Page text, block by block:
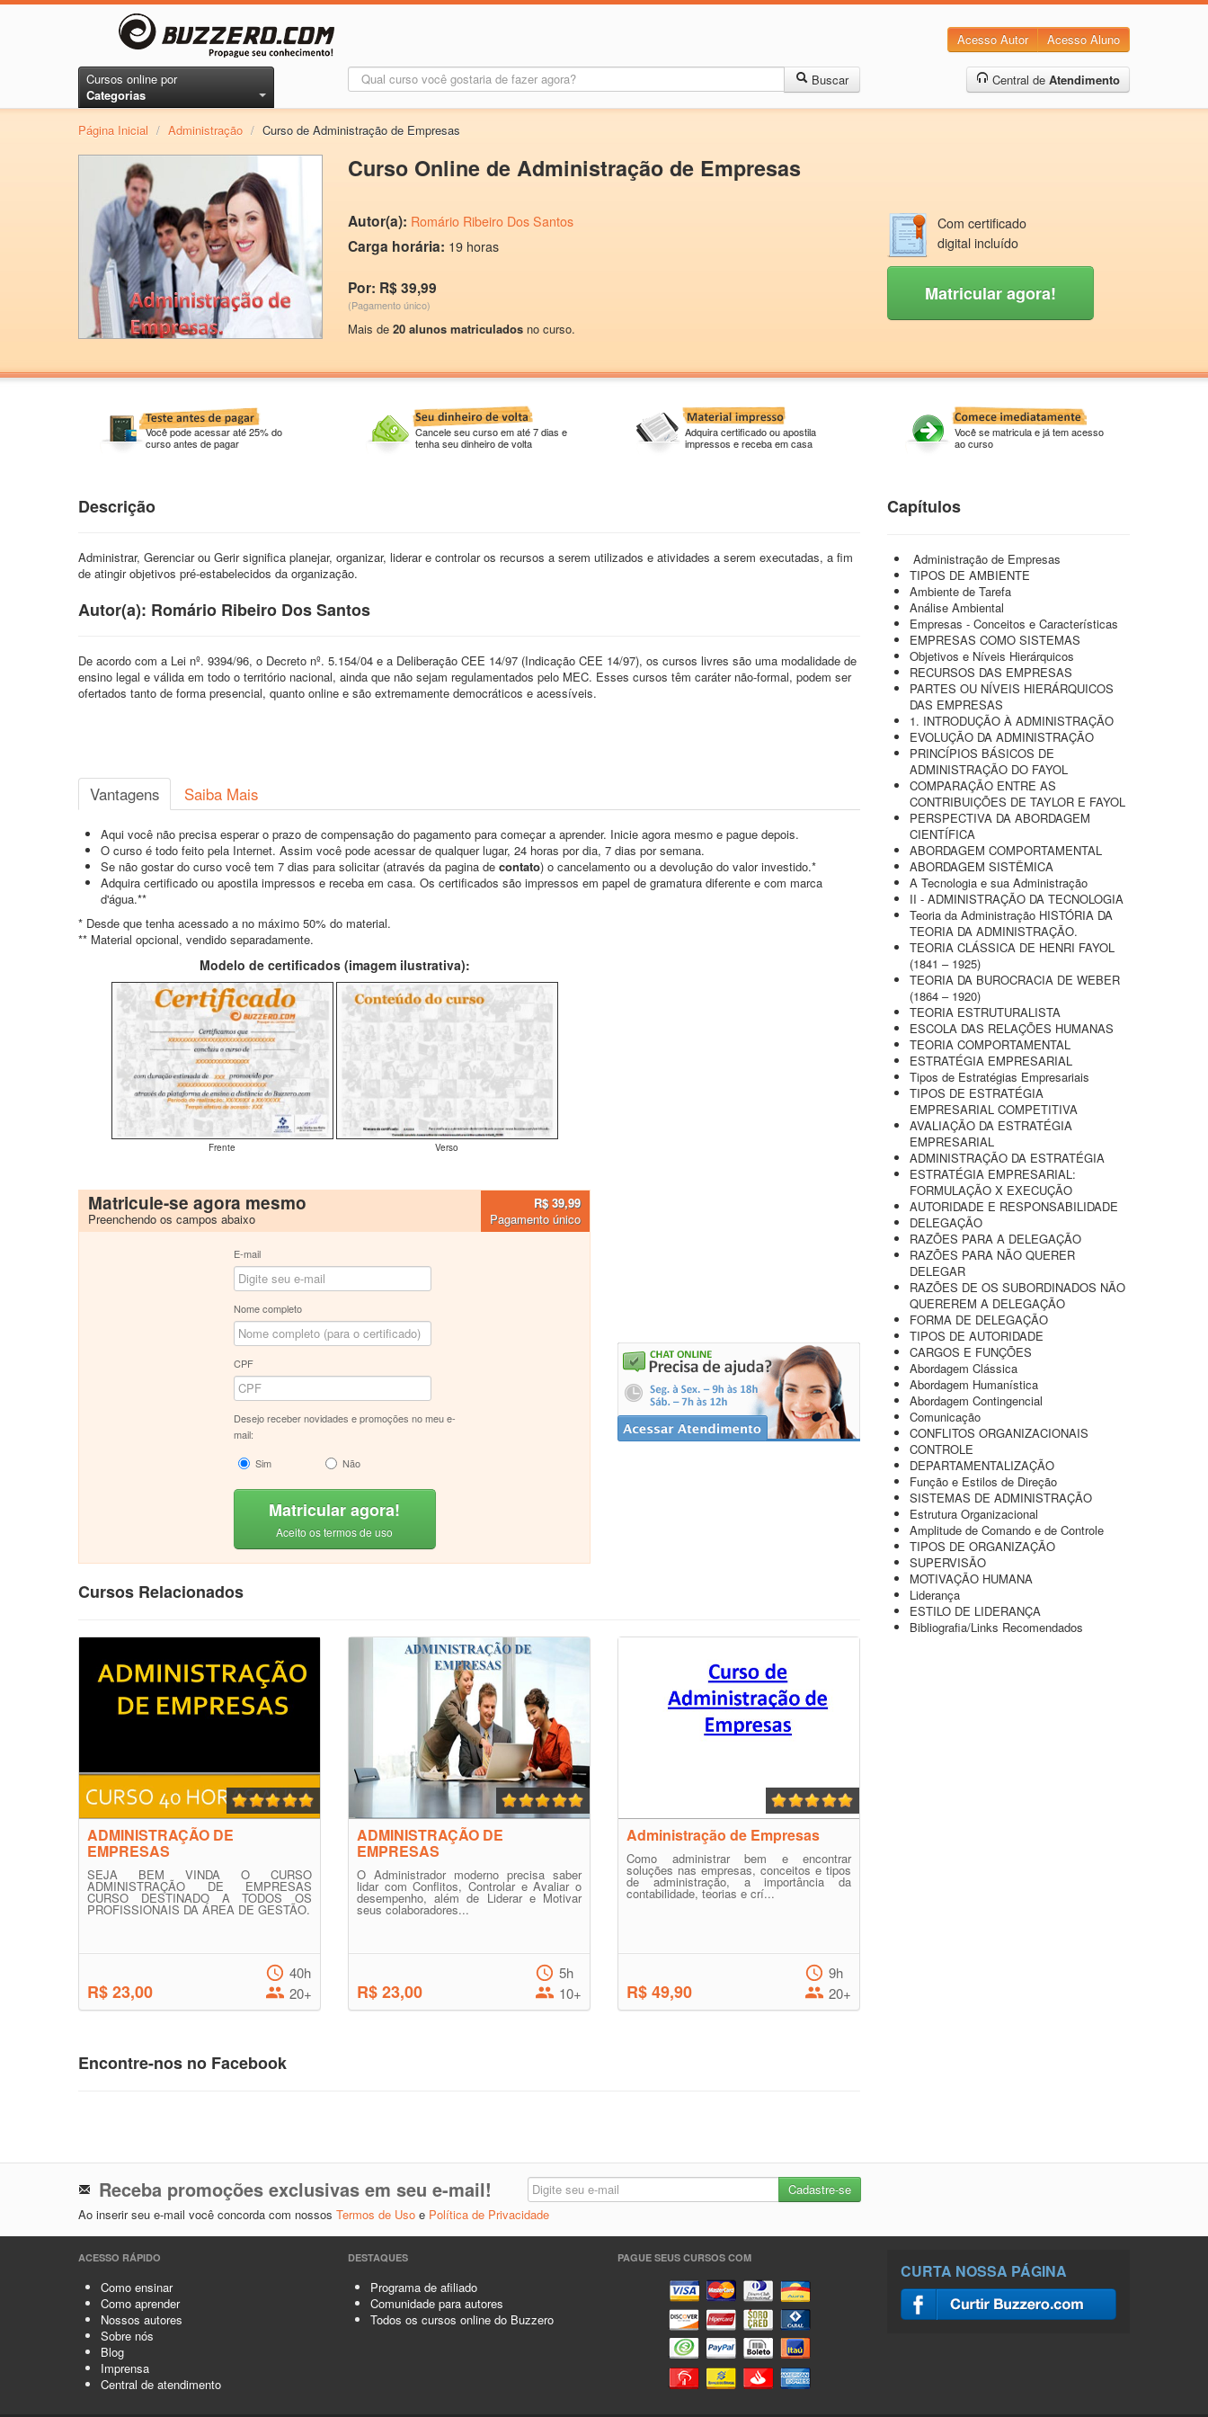
Acesso Autor Acesso Aluno
Cursos online por
Categorias
Buscar Central de Atendimento
Página Inicial / Administração / Curso de Administração de Empresas
Curso Online de Administração de Empresas
Autor(a): Romário Ribeiro Dos Santos
Carga horária: 19 horas
Por: R$ 39,99
(Pagamento único)
Mais de 20 alunos matriculados no curso.
Com certificado
digital incluído
Matricular agora!
Você pode acessar até 25% do
curso antes de pagar
Cancele seu curso em até 7 dias e
tenha seu dinheiro de volta
Adquira certificado ou apostila
impressos e receba em casa
Você se matricula e já tem acesso
ao curso
Descrição
Administrar, Gerenciar ou Gerir significa planejar, organizar, liderar e controlar os recursos a serem utilizados e atividades a serem executadas, a fim
de atingir objetivos pré-estabelecidos da organização.
Autor(a): Romário Ribeiro Dos Santos
De acordo com a Lei nº. 9394/96, o Decreto nº. 5.154/04 e a Deliberação CEE 14/97 (Indicação CEE 14/97), os cursos livres são uma modalidade de
ensino legal e válida em todo o território nacional, ainda que não sejam regulamentados pelo MEC. Esses cursos têm caráter não-formal, podem ser
ofertados tanto de forma presencial, quanto online e são extremamente democráticos e acessíveis.
Vantagens Saiba Mais
Aqui você não precisa esperar o prazo de compensação do pagamento para começar a aprender. Inicie agora mesmo e pague depois.
O curso é todo feito pela Internet. Assim você pode acessar de qualquer lugar, 24 horas por dia, 7 dias por semana.
Se não gostar do curso você tem 7 dias para solicitar (através da pagina de contato) o cancelamento ou a devolução do valor investido.*
Adquira certificado ou apostila impressos e receba em casa. Os certificados são impressos em papel de gramatura diferente e com marca
d'água.**
* Desde que tenha acessado a no máximo 50% do material.
** Material opcional, vendido separadamente.
Modelo de certificados (imagem ilustrativa):
Frente Verso
Matricule-se agora mesmo
Preenchendo os campos abaixo
R$ 39,99
Pagamento único
E-mail
Nome completo
CPF
Desejo receber novidades e promoções no meu e-
mail:
Sim
Não
Matricular agora!
Aceito os termos de uso
Cursos Relacionados
ADMINISTRAÇÃO DE
EMPRESAS
SEJA BEM VINDA O CURSO
ADMINISTRAÇÃO DE EMPRESAS
CURSO DESTINADO A TODOS OS
PROFISSIONAIS DA ÁREA DE GESTÃO.
R$ 23,00
40h
20+
ADMINISTRAÇÃO DE
EMPRESAS
O Administrador moderno precisa saber
lidar com Conflitos, Controlar e Avaliar o
desempenho, além de Liderar e Motivar
seus colaboradores...
R$ 23,00
5h
10+
Administração de Empresas
Como administrar bem e encontrar
soluções nas empresas, conceitos e tipos
de administração, a importância da
contabilidade, teorias e crí...
R$ 49,90
9h
20+
Encontre-nos no Facebook
Capítulos
Administração de Empresas
TIPOS DE AMBIENTE
Ambiente de Tarefa
Análise Ambiental
Empresas - Conceitos e Características
EMPRESAS COMO SISTEMAS
Objetivos e Níveis Hierárquicos
RECURSOS DAS EMPRESAS
PARTES OU NÍVEIS HIERÁRQUICOS
DAS EMPRESAS
1. INTRODUÇÃO À ADMINISTRAÇÃO
EVOLUÇÃO DA ADMINISTRAÇÃO
PRINCÍPIOS BÁSICOS DE
ADMINISTRAÇÃO DO FAYOL
COMPARAÇÃO ENTRE AS
CONTRIBUIÇÕES DE TAYLOR E FAYOL
PERSPECTIVA DA ABORDAGEM
CIENTÍFICA
ABORDAGEM COMPORTAMENTAL
ABORDAGEM SISTÊMICA
A Tecnologia e sua Administração
II - ADMINISTRAÇÃO DA TECNOLOGIA
Teoria da Administração HISTÓRIA DA
TEORIA DA ADMINISTRAÇÃO.
TEORIA CLÁSSICA DE HENRI FAYOL
(1841 – 1925)
TEORIA DA BUROCRACIA DE WEBER
(1864 – 1920)
TEORIA ESTRUTURALISTA
ESCOLA DAS RELAÇÕES HUMANAS
TEORIA COMPORTAMENTAL
ESTRATÉGIA EMPRESARIAL
Tipos de Estratégias Empresariais
TIPOS DE ESTRATÉGIA
EMPRESARIAL COMPETITIVA
AVALIAÇÃO DA ESTRATÉGIA
EMPRESARIAL
ADMINISTRAÇÃO DA ESTRATÉGIA
ESTRATÉGIA EMPRESARIAL:
FORMULAÇÃO X EXECUÇÃO
AUTORIDADE E RESPONSABILIDADE
DELEGAÇÃO
RAZÕES PARA A DELEGAÇÃO
RAZÕES PARA NÃO QUERER
DELEGAR
RAZÕES DE OS SUBORDINADOS NÃO
QUEREREM A DELEGAÇÃO
FORMA DE DELEGAÇÃO
TIPOS DE AUTORIDADE
CARGOS E FUNÇÕES
Abordagem Clássica
Abordagem Humanística
Abordagem Contingencial
Comunicação
CONFLITOS ORGANIZACIONAIS
CONTROLE
DEPARTAMENTALIZAÇÃO
Função e Estilos de Direção
SISTEMAS DE ADMINISTRAÇÃO
Estrutura Organizacional
Amplitude de Comando e de Controle
TIPOS DE ORGANIZAÇÃO
SUPERVISÃO
MOTIVAÇÃO HUMANA
Liderança
ESTILO DE LIDERANÇA
Bibliografia/Links Recomendados
Receba promoções exclusivas em seu e-mail!
Ao inserir seu e-mail você concorda com nossos Termos de Uso e Política de Privacidade
ACESSO RÁPIDO
Como ensinar
Como aprender
Nossos autores
Sobre nós
Blog
Imprensa
Central de atendimento
DESTAQUES
Programa de afiliado
Comunidade para autores
Todos os cursos online do Buzzero
PAGUE SEUS CURSOS COM
CURTA NOSSA PÁGINA